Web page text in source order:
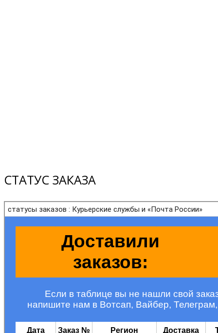
СТАТУС ЗАКАЗА